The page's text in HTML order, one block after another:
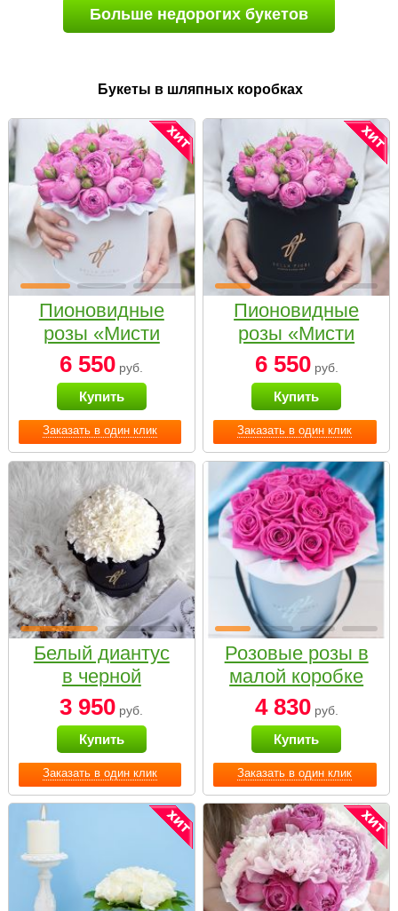
Больше недорогих букетов
Букеты в шляпных коробках
Заказать в один клик
Пионовидные
розы «Мисти
бабблс» в белой
коробке Small
6 550 руб.
Купить
Заказать в один клик
Пионовидные
розы «Мисти
бабблс» в
черной коробке
Small
6 550руб.
Купить
Заказать в один клик
Белый диантус
в черной
коробке Small
3 950 руб.
Купить
Заказать в один клик
Розовые розы в
малой коробке
4 830руб.
Купить